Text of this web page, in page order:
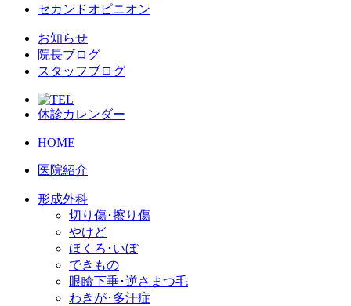
セカンドオピニオン
お知らせ
院長ブログ
スタッフブログ
休診カレンダー
HOME
医院紹介
形成外科
切り傷･擦り傷
やけど
ほくろ･いぼ
できもの
眼瞼下垂･逆さまつ毛
わきが･多汗症